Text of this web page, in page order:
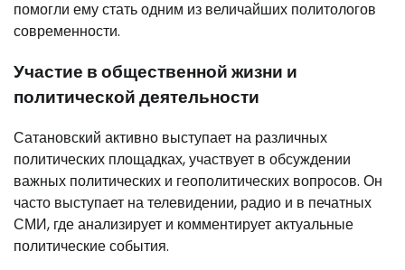
помогли ему стать одним из величайших политологов
современности.
Участие в общественной жизни и
политической деятельности
Сатановский активно выступает на различных
политических площадках, участвует в обсуждении
важных политических и геополитических вопросов. Он
часто выступает на телевидении, радио и в печатных
СМИ, где анализирует и комментирует актуальные
политические события.